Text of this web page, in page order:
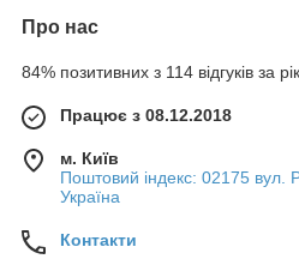
Про нас
84% позитивних з 114 відгуків за рік
Працює з 08.12.2018
м. Київ
Поштовий індекс: 02175 вул.
Україна
Контакти